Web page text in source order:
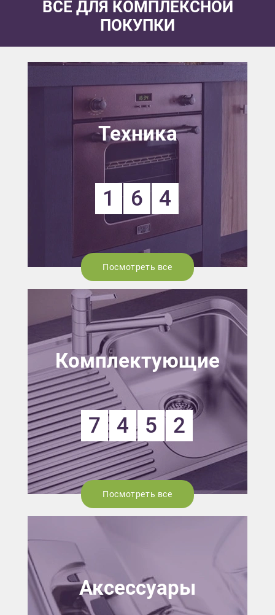
ВСЕ ДЛЯ КОМПЛЕКСНОЙ
ПОКУПКИ
Техника
1 6 4
Посмотреть все
Комплектующие
7 4 5 2
Посмотреть все
Аксессуары